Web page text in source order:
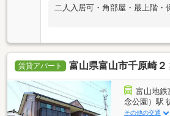
二人入居可・角部屋・最上階・
賃貸アパート 富山県富山市千原崎
富山地鉄
念公園）駅
その他の交通